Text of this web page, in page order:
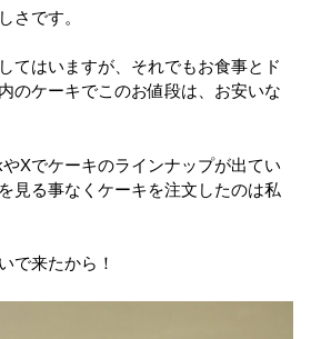
さです。
てはいますが、それでもお食事とド
のケーキでこのお値段は、お安いな
Xでケーキのラインナップが出てい
見る事なくケーキを注文したのは私
で来たから！